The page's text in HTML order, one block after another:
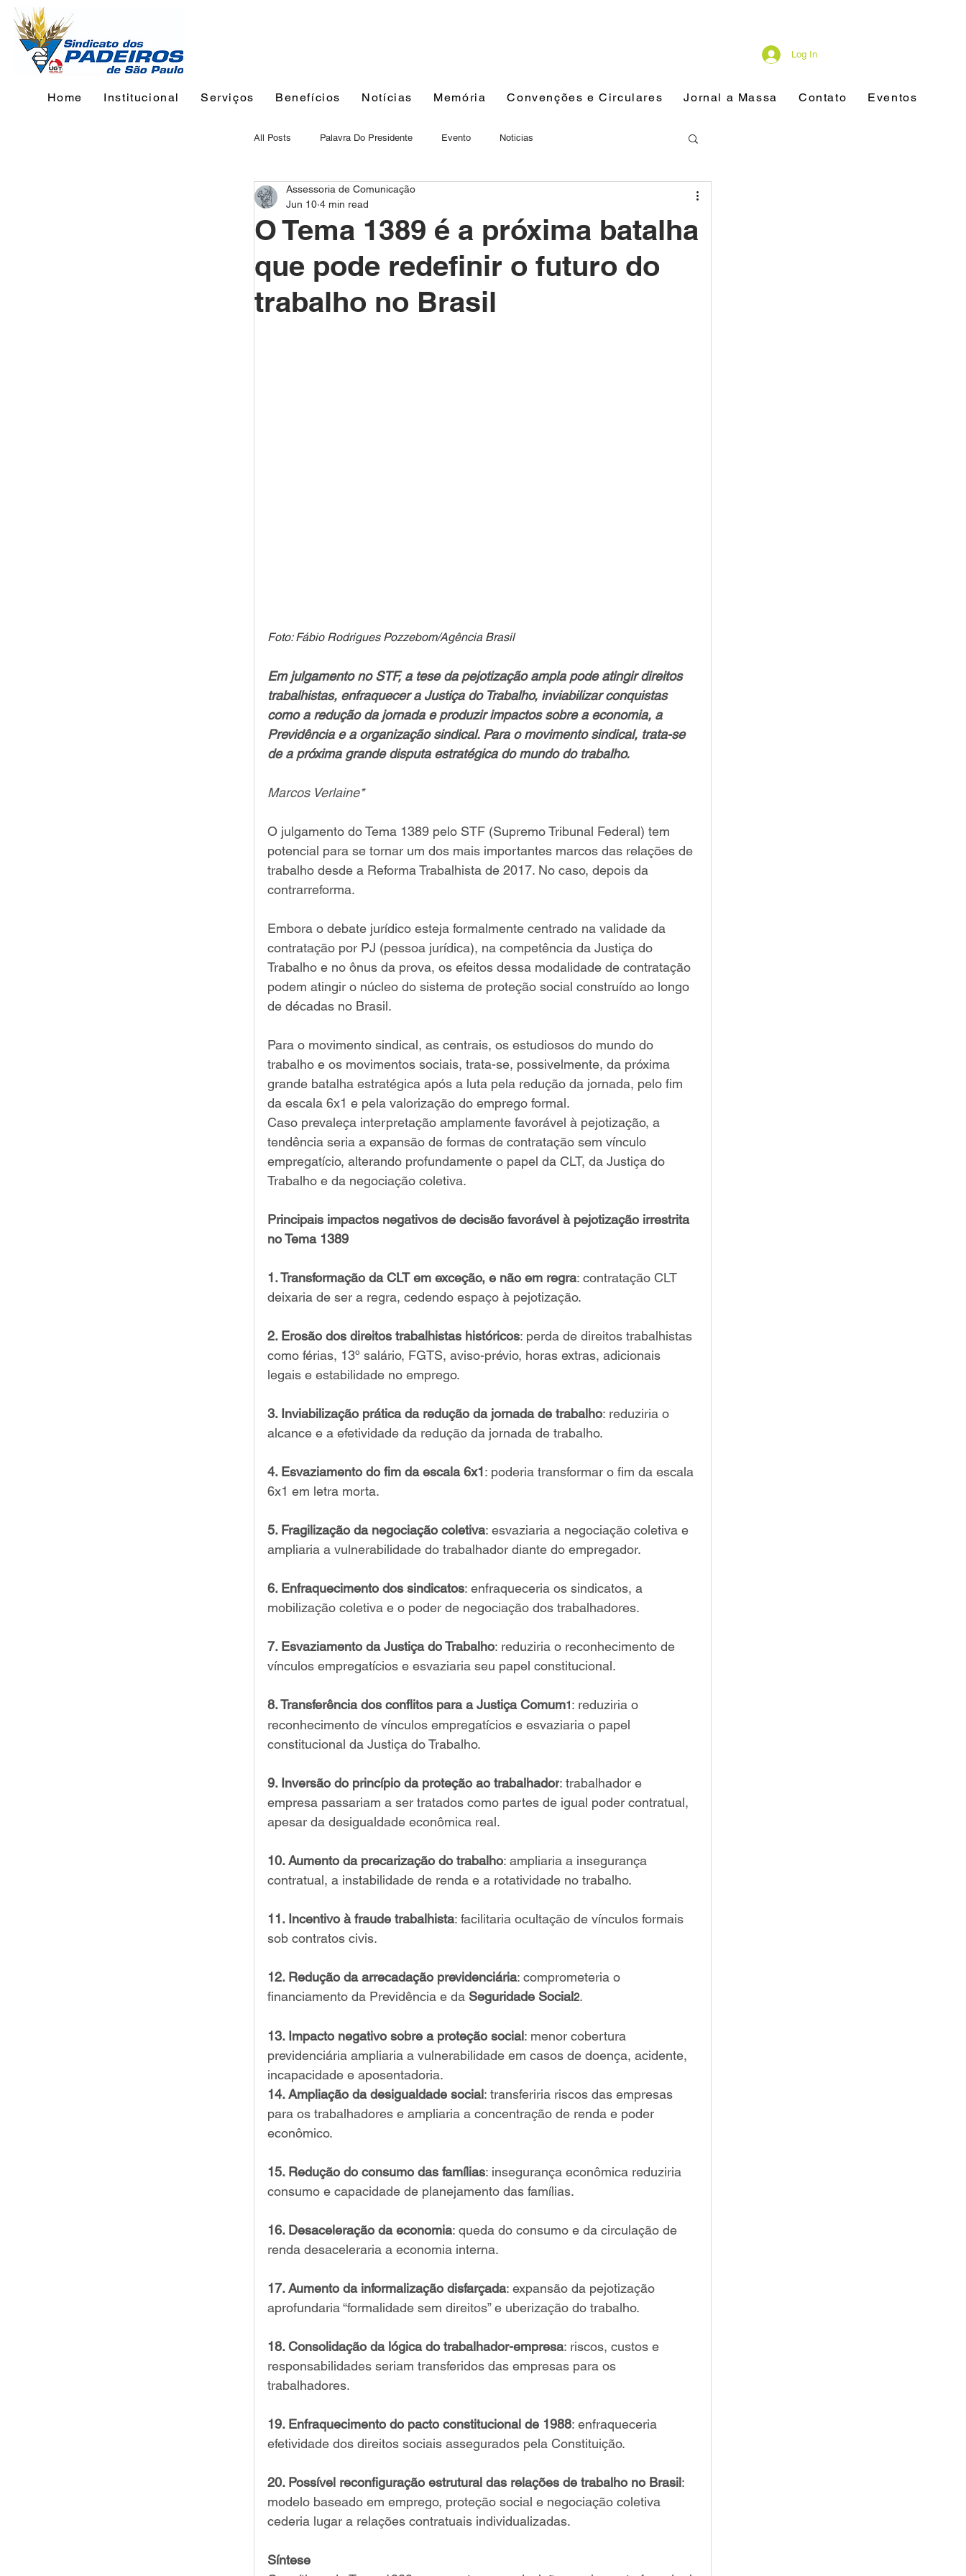
Log In
Home Institucional Serviços Benefícios Notícias Memória Convenções e Circulares Jornal a Massa Contato Eventos
All Posts Palavra Do Presidente Evento Noticias
O Tema 1389 é a próxima batalha
que pode redefinir o futuro do
trabalho no Brasil
Assessoria de Comunicação
Jun 10 4 min read
Foto: Fábio Rodrigues Pozzebom/Agência Brasil
Em julgamento no STF, a tese da pejotização ampla pode atingir direitos
trabalhistas, enfraquecer a Justiça do Trabalho, inviabilizar conquistas
como a redução da jornada e produzir impactos sobre a economia, a
Previdência e a organização sindical. Para o movimento sindical, trata-se
de a próxima grande disputa estratégica do mundo do trabalho.
Marcos Verlaine*
O julgamento do Tema 1389 pelo STF (Supremo Tribunal Federal) tem
potencial para se tornar um dos mais importantes marcos das relações de
trabalho desde a Reforma Trabalhista de 2017. No caso, depois da
contrarreforma.
Embora o debate jurídico esteja formalmente centrado na validade da
contratação por PJ (pessoa jurídica), na competência da Justiça do
Trabalho e no ônus da prova, os efeitos dessa modalidade de contratação
podem atingir o núcleo do sistema de proteção social construído ao longo
de décadas no Brasil.
Para o movimento sindical, as centrais, os estudiosos do mundo do
trabalho e os movimentos sociais, trata-se, possivelmente, da próxima
grande batalha estratégica após a luta pela redução da jornada, pelo fim
da escala 6x1 e pela valorização do emprego formal.
Caso prevaleça interpretação amplamente favorável à pejotização, a
tendência seria a expansão de formas de contratação sem vínculo
empregatício, alterando profundamente o papel da CLT, da Justiça do
Trabalho e da negociação coletiva.
Principais impactos negativos de decisão favorável à pejotização irrestrita
no Tema 1389
1. Transformação da CLT em exceção, e não em regra: contratação CLT
deixaria de ser a regra, cedendo espaço à pejotização.
2. Erosão dos direitos trabalhistas históricos: perda de direitos trabalhistas
como férias, 13º salário, FGTS, aviso-prévio, horas extras, adicionais
legais e estabilidade no emprego.
3. Inviabilização prática da redução da jornada de trabalho: reduziria o
alcance e a efetividade da redução da jornada de trabalho.
4. Esvaziamento do fim da escala 6x1: poderia transformar o fim da escala
6x1 em letra morta.
5. Fragilização da negociação coletiva: esvaziaria a negociação coletiva e
ampliaria a vulnerabilidade do trabalhador diante do empregador.
6. Enfraquecimento dos sindicatos: enfraqueceria os sindicatos, a
mobilização coletiva e o poder de negociação dos trabalhadores.
7. Esvaziamento da Justiça do Trabalho: reduziria o reconhecimento de
vínculos empregatícios e esvaziaria seu papel constitucional.
8. Transferência dos conflitos para a Justiça Comum1: reduziria o
reconhecimento de vínculos empregatícios e esvaziaria o papel
constitucional da Justiça do Trabalho.
9. Inversão do princípio da proteção ao trabalhador: trabalhador e
empresa passariam a ser tratados como partes de igual poder contratual,
apesar da desigualdade econômica real.
10. Aumento da precarização do trabalho: ampliaria a insegurança
contratual, a instabilidade de renda e a rotatividade no trabalho.
11. Incentivo à fraude trabalhista: facilitaria ocultação de vínculos formais
sob contratos civis.
12. Redução da arrecadação previdenciária: comprometeria o
financiamento da Previdência e da Seguridade Social2.
13. Impacto negativo sobre a proteção social: menor cobertura
previdenciária ampliaria a vulnerabilidade em casos de doença, acidente,
incapacidade e aposentadoria.
14. Ampliação da desigualdade social: transferiria riscos das empresas
para os trabalhadores e ampliaria a concentração de renda e poder
econômico.
15. Redução do consumo das famílias: insegurança econômica reduziria
consumo e capacidade de planejamento das famílias.
16. Desaceleração da economia: queda do consumo e da circulação de
renda desaceleraria a economia interna.
17. Aumento da informalização disfarçada: expansão da pejotização
aprofundaria “formalidade sem direitos” e uberização do trabalho.
18. Consolidação da lógica do trabalhador-empresa: riscos, custos e
responsabilidades seriam transferidos das empresas para os
trabalhadores.
19. Enfraquecimento do pacto constitucional de 1988: enfraqueceria
efetividade dos direitos sociais assegurados pela Constituição.
20. Possível reconfiguração estrutural das relações de trabalho no Brasil:
modelo baseado em emprego, proteção social e negociação coletiva
cederia lugar a relações contratuais individualizadas.
Síntese